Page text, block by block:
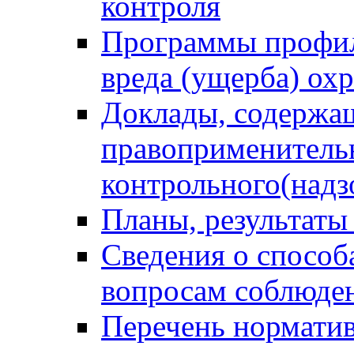
Программы
вреда (ущерба)
Доклады,
Планы,
Сведения о
вопросам
Перечень